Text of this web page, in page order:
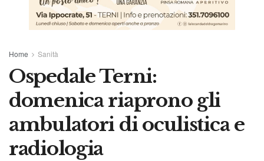
Home Sanità
Ospedale Terni:
domenica riaprono gli
ambulatori di oculistica e
radiologia